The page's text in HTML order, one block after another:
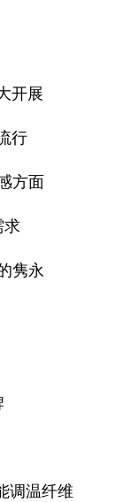
开展
行
方面
求
隽永
调温纤维